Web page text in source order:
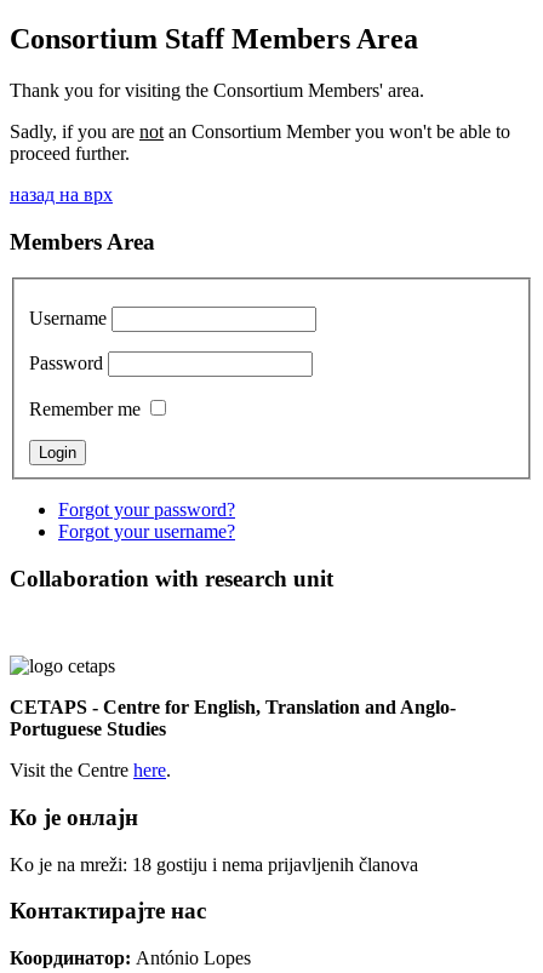
Consortium Staff Members Area
Thank you for visiting the Consortium Members' area.
Sadly, if you are not an Consortium Member you won't be able to
proceed further.
назад на врх
Members Area
Username
Password
Remember me
Forgot your password?
Forgot your username?
Collaboration with research unit
CETAPS - Centre for English, Translation and Anglo-
Portuguese Studies
Visit the Centre here.
Ко је онлајн
Ko je na mreži: 18 gostiju i nema prijavljenih članova
Контактирајте нас
Координатор: António Lopes